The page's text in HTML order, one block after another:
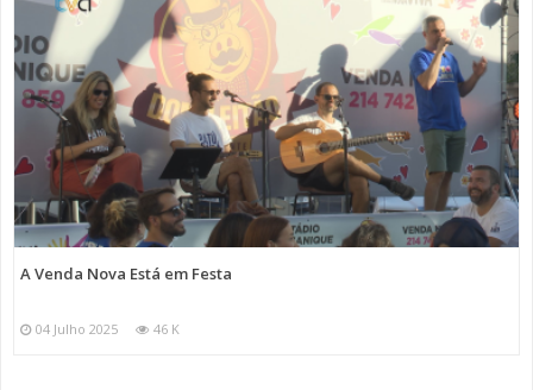
A Venda Nova Está em Festa
04 Julho 2025 46 K